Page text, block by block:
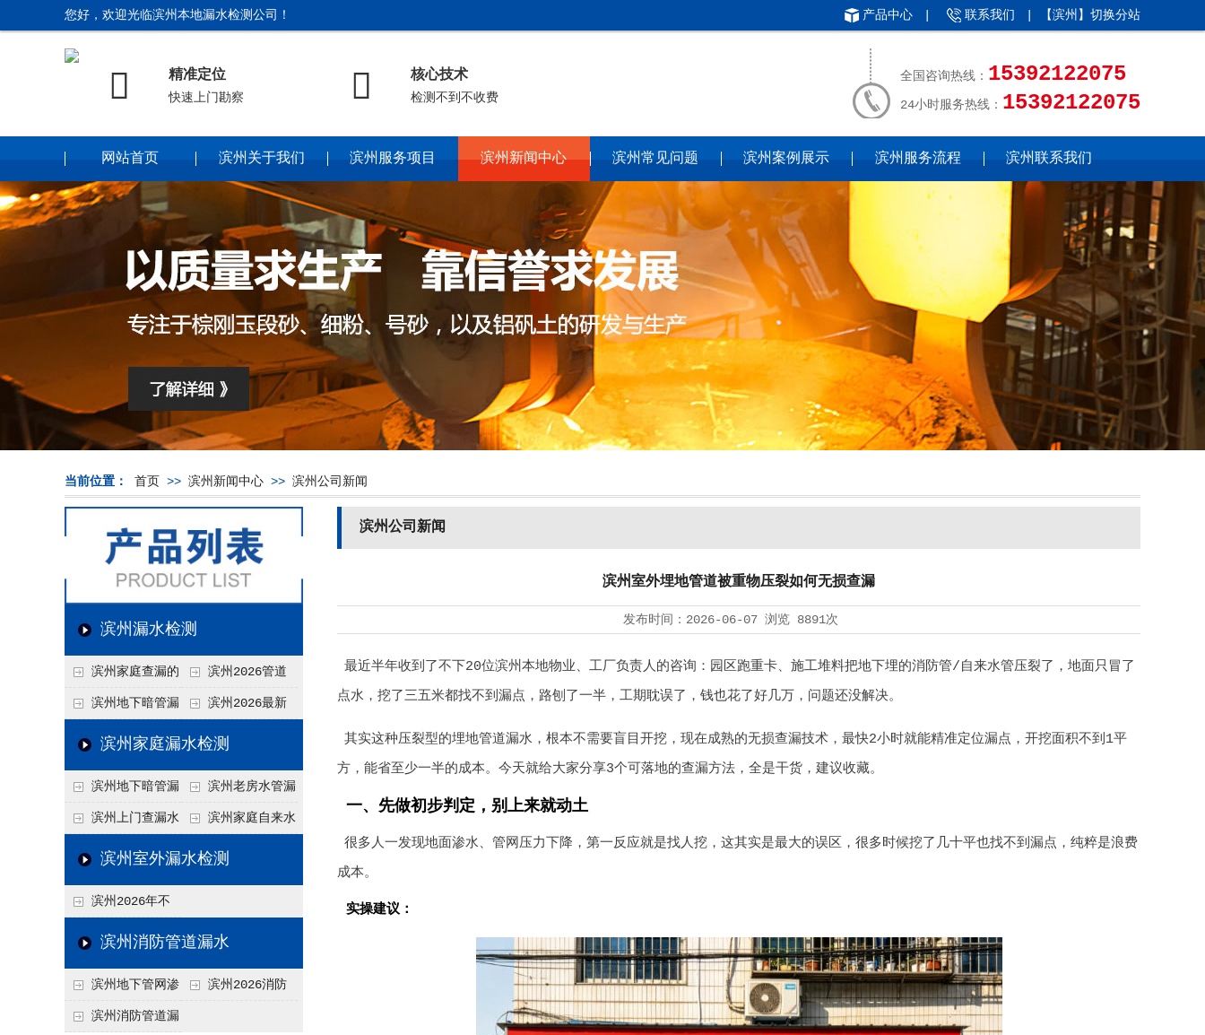
您好，欢迎光临滨州本地漏水检测公司！ 产品中心 联系我们 | 【滨州】 切换分站
 精准定位
快速上门勘察  核心技术
检测不到不收费
全国咨询热线： 15392122075
24小时服务热线： 15392122075
网站首页 滨州关于我们 滨州服务项目 滨州新闻中心 滨州常见问题 滨州案例展示 滨州服务流程 滨州联系我们
当前位置： 首页 >> 滨州新闻中心 >> 滨州公司新闻
滨州漏水检测
滨州家庭查漏的
实用小技巧
滨州2026管道
漏水维修价格表，按
材质、漏点类型精准
滨州地下暗管漏
水检测价格高？2026
巧
滨州2026最新
上门漏水检测价格
类报价一览
滨州家庭漏水检测
滨州地下暗管漏
水检测技术与价格关
联2026，不同方法收
滨州老房水管漏
水检测与维修价格20
26，老旧管道改造方
滨州上门查漏水
vs 自行检测：2026
析
滨州家庭自来水
管漏水检测全攻略：
滨州室外漏水检测
滨州2026年不
同城市上门查漏水价
价参考
滨州消防管道漏水
滨州地下管网渗
漏检测
滨州2026消防
滨州消防管道漏
滨州公司新闻
滨州室外埋地管道被重物压裂如何无损查漏
发布时间： 2026-06-07 浏览 8891次
最近半年收到了不下20位滨州本地物业、工厂负责人的咨询：园区跑重卡、施工堆料把地下埋的消防管/自来水管压裂了，地面只冒了
点水，挖了三五米都找不到漏点，路刨了一半，工期耽误了，钱也花了好几万，问题还没解决。
其实这种压裂型的埋地管道漏水，根本不需要盲目开挖，现在成熟的无损查漏技术，最快2小时就能精准定位漏点，开挖面积不到1平
方，能省至少一半的成本。今天就给大家分享3个可落地的查漏方法，全是干货，建议收藏。
一、先做初步判定，别上来就动土
很多人一发现地面渗水、管网压力下降，第一反应就是找人挖，这其实是最大的误区，很多时候挖了几十平也找不到漏点，纯粹是浪费
成本。
实操建议：